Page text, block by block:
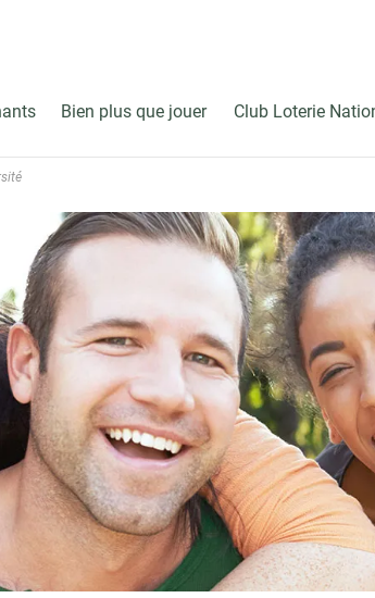
Bien plus que jouer Club Loterie